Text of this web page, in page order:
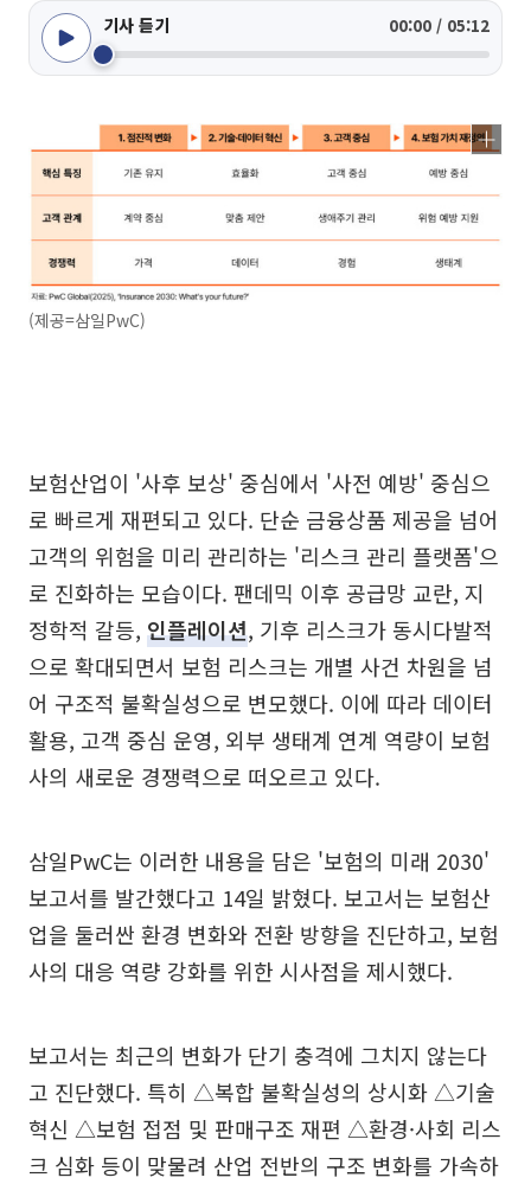
기사 듣기 00:00 / 05:12
(제공=삼일PwC)
보험산업이 '사후 보상' 중심에서 '사전 예방' 중심으
로 빠르게 재편되고 있다. 단순 금융상품 제공을 넘어
고객의 위험을 미리 관리하는 '리스크 관리 플랫폼'으
로 진화하는 모습이다. 팬데믹 이후 공급망 교란, 지
정학적 갈등, 인플레이션, 기후 리스크가 동시다발적
으로 확대되면서 보험 리스크는 개별 사건 차원을 넘
어 구조적 불확실성으로 변모했다. 이에 따라 데이터
활용, 고객 중심 운영, 외부 생태계 연계 역량이 보험
사의 새로운 경쟁력으로 떠오르고 있다.
삼일PwC는 이러한 내용을 담은 '보험의 미래 2030'
보고서를 발간했다고 14일 밝혔다. 보고서는 보험산
업을 둘러싼 환경 변화와 전환 방향을 진단하고, 보험
사의 대응 역량 강화를 위한 시사점을 제시했다.
보고서는 최근의 변화가 단기 충격에 그치지 않는다
고 진단했다. 특히 △복합 불확실성의 상시화 △기술
혁신 △보험 접점 및 판매구조 재편 △환경·사회 리스
크 심화 등이 맞물려 산업 전반의 구조 변화를 가속하